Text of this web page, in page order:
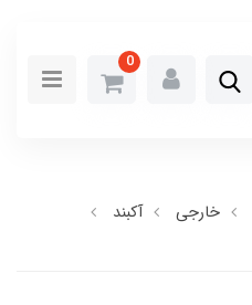
0
خارجی
آکبند